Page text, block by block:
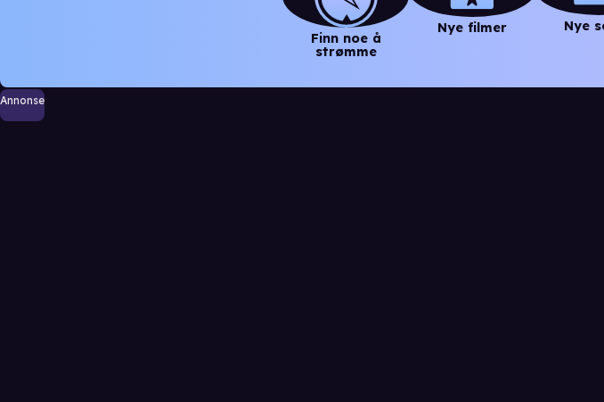
Finn noe å
strømme
Nye filmer Nye
Annonse